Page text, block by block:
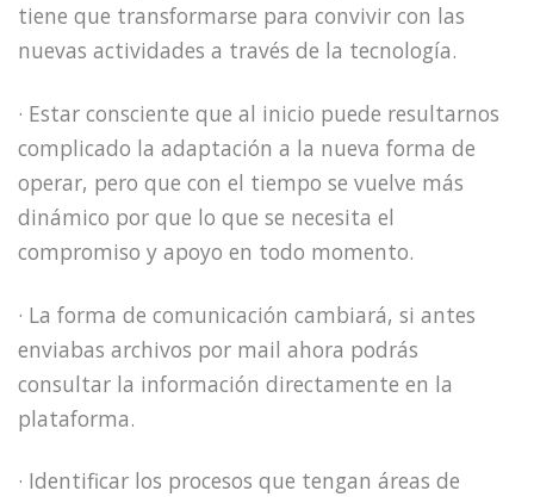
tiene que transformarse para convivir con las
nuevas actividades a través de la tecnología.
· Estar consciente que al inicio puede resultarnos
complicado la adaptación a la nueva forma de
operar, pero que con el tiempo se vuelve más
dinámico por que lo que se necesita el
compromiso y apoyo en todo momento.
· La forma de comunicación cambiará, si antes
enviabas archivos por mail ahora podrás
consultar la información directamente en la
plataforma.
· Identificar los procesos que tengan áreas de